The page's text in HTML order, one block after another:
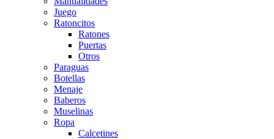
Juego
Ratoncitos
Ratones
Puertas
Otros
Paraguas
Botellas
Menaje
Baberos
Muselinas
Ropa
Calcetines